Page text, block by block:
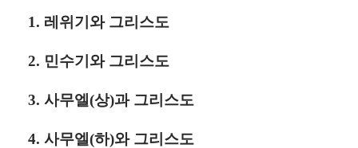
1. 레위기와 그리스도
2. 민수기와 그리스도
3. 사무엘(상)과 그리스도
4. 사무엘(하)와 그리스도